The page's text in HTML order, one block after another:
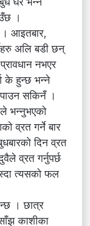
।
आइतबार,
अलि बडी छन्
नभएर
के हुन्छ भन्ने
सकिनँ ।
भन्नुभएको
व्रत गर्ने बार
दिन व्रत
व्रत गर्नुपर्छ
त्यसको फल
। छात्र
काशीका